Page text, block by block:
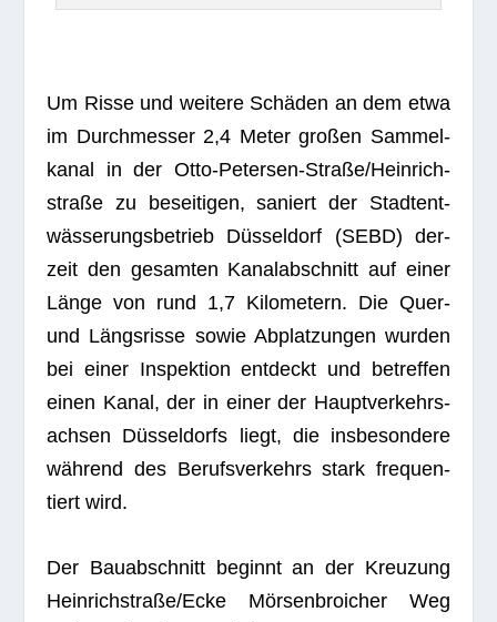
Um Risse und wei­tere Schä­den an dem etwa
im Durch­mes­ser 2,4 Meter gro­ßen Sam­mel­
ka­nal in der Otto-Peter­sen-Stra­ße/Hein­rich­
straße zu besei­ti­gen, saniert der Stadt­ent­
wäs­se­rungs­be­trieb Düs­sel­dorf (SEBD) der­
zeit den gesam­ten Kanal­ab­schnitt auf einer
Länge von rund 1,7 Kilo­me­tern. Die Quer-
und Längs­risse sowie Abplat­zun­gen wur­den
bei einer Inspek­tion ent­deckt und betref­fen
einen Kanal, der in einer der Haupt­ver­kehrs­
ach­sen Düs­sel­dorfs liegt, die ins­be­son­dere
wäh­rend des Berufs­ver­kehrs stark fre­quen­
tiert wird.
Der Bau­ab­schnitt beginnt an der Kreu­zung
Heinrichstraße/Ecke Mör­sen­broi­cher Weg